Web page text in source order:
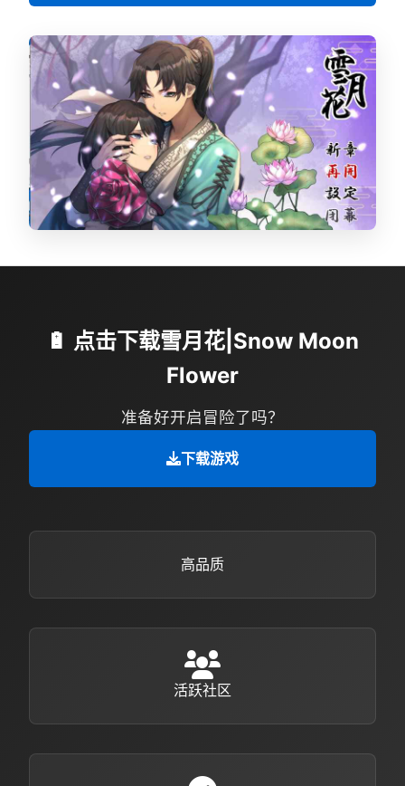
🔋 点击下载雪月花|Snow Moon
Flower
准备好开启冒险了吗？
下载游戏
高品质
活跃社区